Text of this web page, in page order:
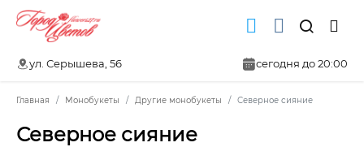
ул. Серышева, 56 сегодня до 20:00
Главная Монобукеты Другие монобукеты Северное сияние
Северное сияние